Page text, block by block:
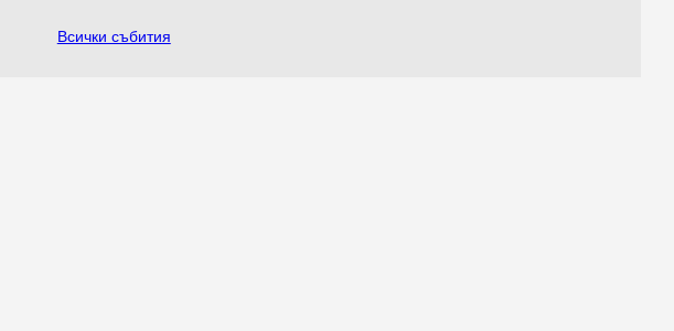
Всички събития